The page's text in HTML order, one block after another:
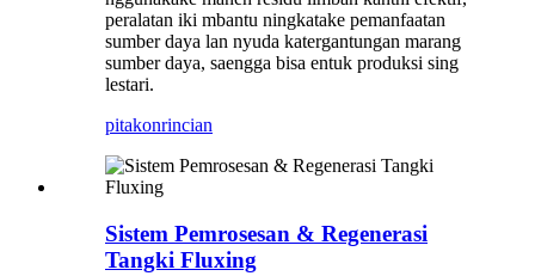
peralatan iki mbantu ningkatake pemanfaatan
sumber daya lan nyuda katergantungan marang
sumber daya, saengga bisa entuk produksi sing
lestari.
pitakonrincian
Sistem Pemrosesan & Regenerasi
Tangki Fluxing